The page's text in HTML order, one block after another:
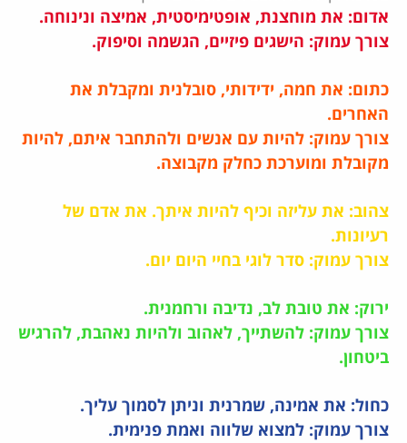
אדום: את מוחצנת, אופטימיסטית, אמיצה ונינוחה.
צורך עמוק: הישגים פיזיים, הגשמה וסיפוק.
כתום: את חמה, ידידותי, סובלנית ומקבלת את
האחרים.
צורך עמוק: להיות עם אנשים ולהתחבר איתם, להיות
מקובלת ומוערכת כחלק מקבוצה.
צהוב: את עליזה וכיף להיות איתך. את אדם של
רעיונות.
צורך עמוק: סדר לוגי בחיי היום יום.
ירוק: את טובת לב, נדיבה ורחמנית.
צורך עמוק: להשתייך, לאהוב ולהיות נאהבת, להרגיש
ביטחון.
כחול: את אמינה, שמרנית וניתן לסמוך עליך.
צורך עמוק: למצוא שלווה ואמת פנימית.